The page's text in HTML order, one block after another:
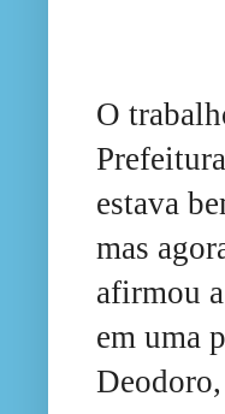
O
estava
mas
afirmou
em uma